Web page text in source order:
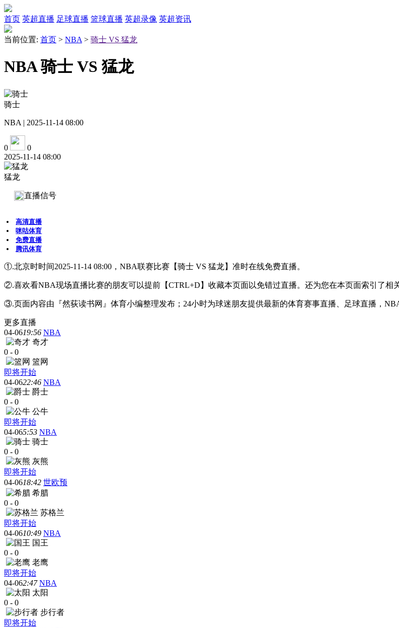
首页 英超直播 足球直播 篮球直播 英超录像 英超资讯
当前位置: 首页 > NBA > 骑士 VS 猛龙
NBA 骑士 VS 猛龙
骑士
NBA | 2025-11-14 08:00
0
0
2025-11-14 08:00
猛龙
直播信号
高清直播
咪咕体育
免费直播
腾讯体育
①.北京时时间2025-11-14 08:00，NBA联赛比赛【骑士 VS 猛龙】准时在线免费直播。
②.喜欢看NBA现场直播比赛的朋友可以提前【CTRL+D】收藏本页面以免错过直播。还为您在本页面索引了相
③.页面内容由『然荻读书网』体育小编整理发布；24小时为球迷朋友提供最新的体育赛事直播、足球直播，
更多直播
04-0619:56 NBA
奇才
0 - 0
篮网
即将开始
04-0622:46 NBA
爵士
0 - 0
公牛
即将开始
04-065:53 NBA
骑士
0 - 0
灰熊
即将开始
04-0618:42 世欧预
希腊
0 - 0
苏格兰
即将开始
04-0610:49 NBA
国王
0 - 0
老鹰
即将开始
04-062:47 NBA
太阳
0 - 0
步行者
即将开始